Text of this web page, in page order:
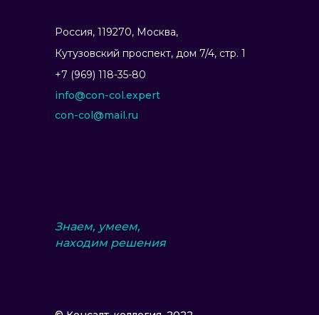
Россия, 119270, Москва,
info@con-col.expert
+7 (969) 118-35-80
Ку­тузов­ский прос­пект, дом 7/4, стр. 1
Знаем, умеем,
находим решения
con-col@mail.ru